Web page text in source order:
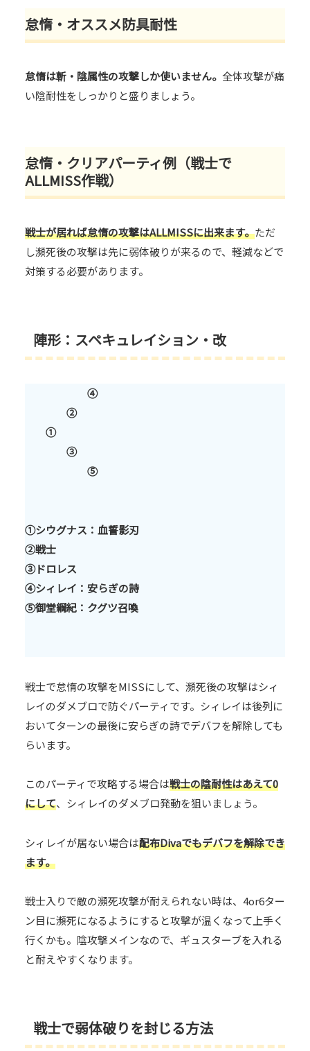
怠惰・オススメ防具耐性
怠惰は斬・陰属性の攻撃しか使いません。 全体攻撃が痛
い陰耐性をしっかりと盛りましょう。
怠惰・クリアパーティ例（戦士で
ALLMISS作戦）
戦士が居れば怠惰の攻撃はALLMISSに出来ます。ただ
し瀕死後の攻撃は先に弱体破りが来るので、軽減などで
対策する必要があります。
陣形：スペキュレイション・改
④
②
①
③
⑤
①シウグナス：血誓影刃
②戦士
③ドロレス
④シィレイ：安らぎの詩
⑤御堂綱紀：クグツ召喚
戦士で怠惰の攻撃をMISSにして、瀕死後の攻撃はシィ
レイのダメブロで防ぐパーティです。シィレイは後列に
おいてターンの最後に安らぎの詩でデバフを解除しても
らいます。
このパーティで攻略する場合は戦士の陰耐性はあえて0
にして、シィレイのダメブロ発動を狙いましょう。
シィレイが居ない場合は配布Divaでもデバフを解除でき
ます。
戦士入りで敵の瀕死攻撃が耐えられない時は、4or6ター
ン目に瀕死になるようにすると攻撃が温くなって上手く
行くかも。陰攻撃メインなので、ギュスターブを入れる
と耐えやすくなります。
戦士で弱体破りを封じる方法